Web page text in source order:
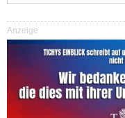
Anzeige